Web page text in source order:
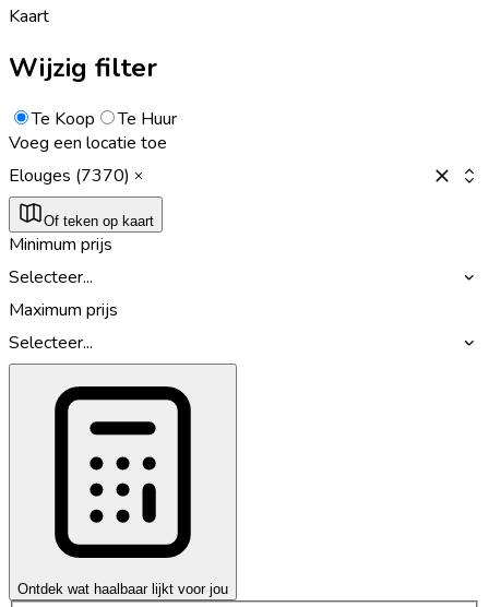
Kaart
Wijzig filter
Te Koop
Te Huur
Voeg een locatie toe
Elouges (7370)
Of teken op kaart
Minimum prijs
Selecteer...
Maximum prijs
Selecteer...
Ontdek wat haalbaar lijkt voor jou